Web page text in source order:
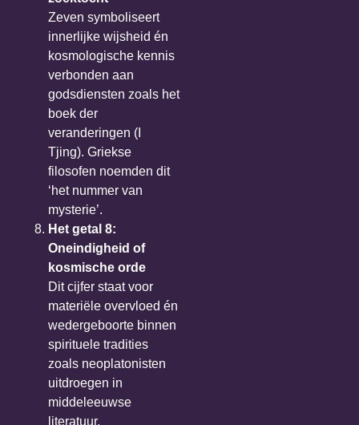
Zeven symboliseert
innerlijke wijsheid én
kosmologische kennis
verbonden aan
godsdiensten zoals het
boek der
veranderingen (I
Tjing). Griekse
filosofen noemden dit
‘het nummer van
mysterie’.
Het getal 8:
Oneindigheid of
kosmische orde
Dit cijfer staat voor
materiële overvloed én
wedergeboorte binnen
spirituele tradities
zoals neoplatonisten
uitdroegen in
middeleeuwse
literatuur.